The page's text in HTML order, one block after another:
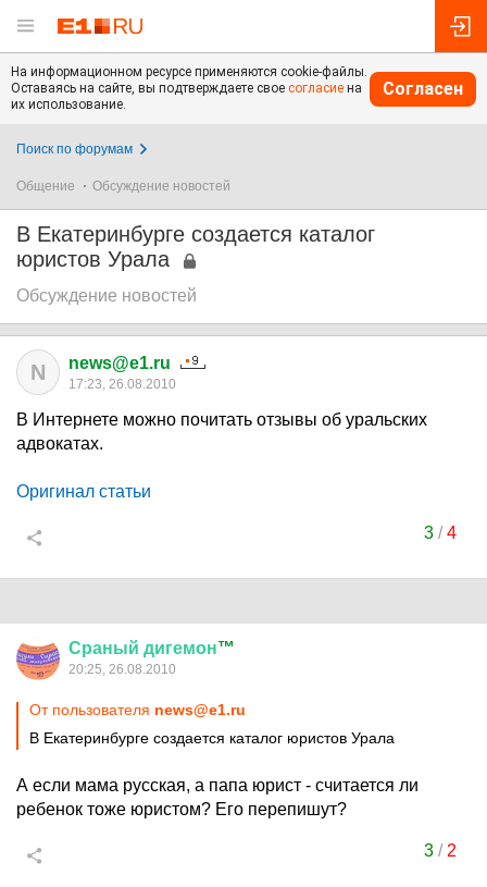
На информационном ресурсе применяются cookie-файлы.
Оставаясь на сайте, вы подтверждаете свое согласие на
их использование.
Согласен
Поиск по форумам
Общение Обсуждение новостей
В Екатеринбурге создается каталог
юристов Урала
Обсуждение новостей
N news@e1.ru
17:23, 26.08.2010
В Интернете можно почитать отзывы об уральских
адвокатах.
Оригинал статьи
3/4
Сраный дигемон™
20:25, 26.08.2010
От пользователя news@e1.ru
В Екатеринбурге создается каталог юристов Урала
А если мама русская, а папа юрист - считается ли
ребенок тоже юристом? Его перепишут?
3/ 2